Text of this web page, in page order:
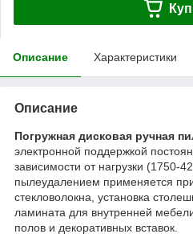
Описание Характеристики
Описание
Погружная дисковая ручная
электронной поддержкой
зависимости от нагрузки (1750-
пылеудалением применяется
стекловолокна, установка
ламината для внутренней
полов и декоративных вставок.